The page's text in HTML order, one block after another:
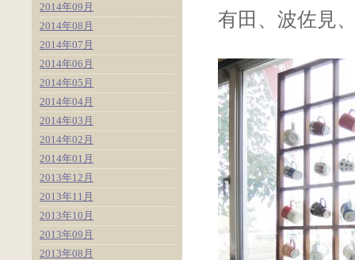
有田、波佐見
2014年09月
2014年08月
2014年07月
2014年06月
2014年05月
2014年04月
2014年03月
2014年02月
2014年01月
2013年12月
2013年11月
2013年10月
2013年09月
2013年08月